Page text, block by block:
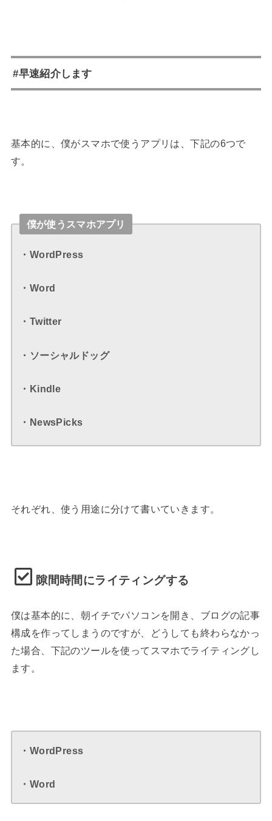
#早速紹介します
基本的に、僕がスマホで使うアプリは、下記の6つで
す。
僕が使うスマホアプリ
・WordPress
・Word
・Twitter
・ソーシャルドッグ
・Kindle
・NewsPicks
それぞれ、使う用途に分けて書いていきます。
隙間時間にライティングする
僕は基本的に、朝イチでパソコンを開き、ブログの記事
構成を作ってしまうのですが、どうしても終わらなかっ
た場合、下記のツールを使ってスマホでライティングし
ます。
・WordPress
・Word